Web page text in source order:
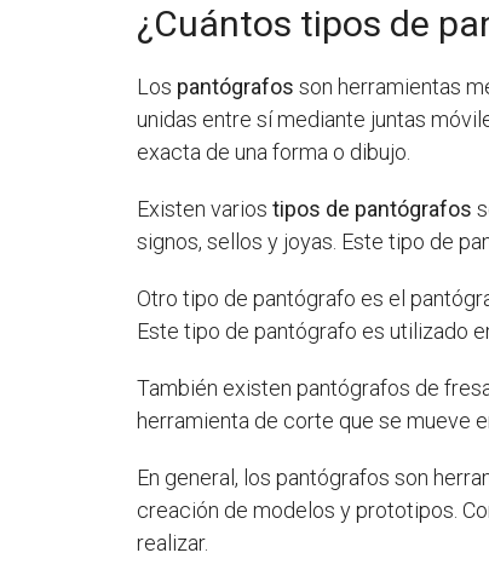
¿Cuántos tipos de
Los pantógrafos son herramientas
unidas entre sí mediante juntas
exacta de una forma o dibujo.
Existen variostipos de pantógrafos
signos, sellos y joyas. Este tipo de
Otro tipo de pantógrafo es el
Este tipo de pantógrafo es utilizado
También existen pantógrafos de
herramienta de corte que se mueve
En general, los pantógrafos son
creación de modelos y prototipos.
realizar.